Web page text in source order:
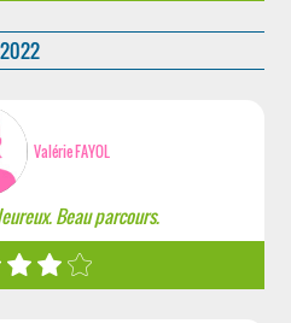
2022
Valérie FAYOL
Beau parcours.